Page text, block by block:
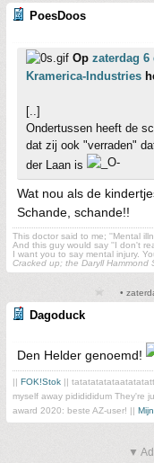
PoesDoos
Op zaterdag 6
Kramerica-Industries
[..]
Ondertussen heeft de
dat zij ook "verraden"
der Laan is
Wat nou als de
Schande, schande!!
This doctor said to me; ''Mental
And this guy would say ''I don't
I want you to say mental injury.
Cracked up; the Daryll Hammond
•
Dagoduck
Den Helder genoemd!
|| FOK!Stok ||
myself away pididididum They're
award 2020: beste AZ-user! ||
▼